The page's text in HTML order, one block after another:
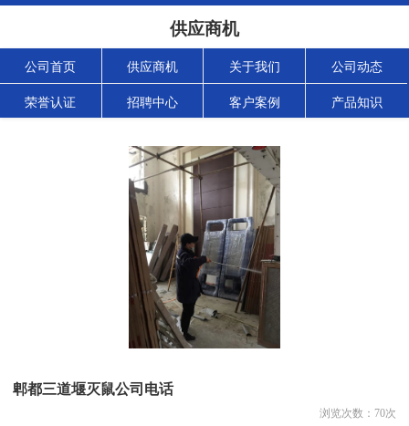
供应商机
公司首页 供应商机 关于我们 公司动态
荣誉认证 招聘中心 客户案例 产品知识
郫都三道堰灭鼠公司电话
浏览次数： 70次